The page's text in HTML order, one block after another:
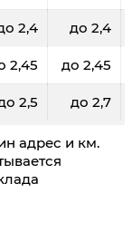
2,4 до 2,4
2,45 до 2,45
2,5 до 2,7
адрес и км.